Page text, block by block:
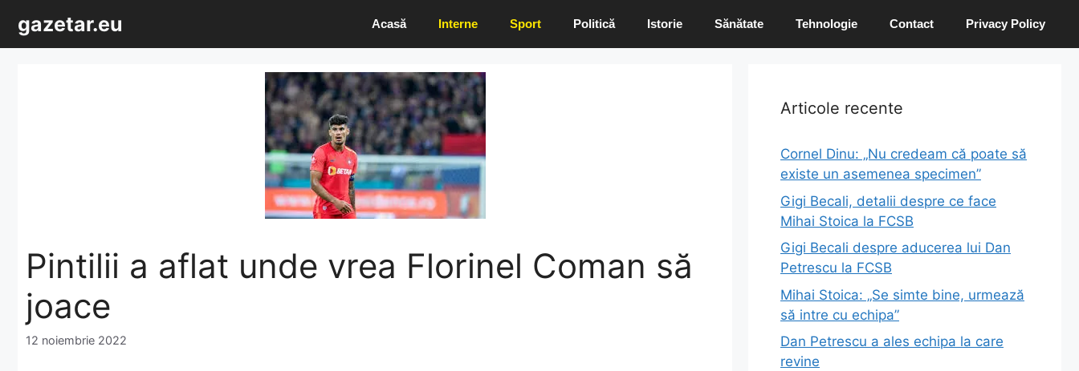
conținut
gazetar.eu Acasă Interne Sport Politică Istorie Sănătate Tehnologie Contact Privacy Policy
Pintilii a aflat unde vrea Florinel Coman să
joace
12 noiembrie 2022
Articole recente
Cornel Dinu: „Nu credeam că poate să
existe un asemenea specimen”
Gigi Becali, detalii despre ce face
Mihai Stoica la FCSB
Gigi Becali despre aducerea lui Dan
Petrescu la FCSB
Mihai Stoica: „Se simte bine, urmează
să intre cu echipa”
Dan Petrescu a ales echipa la care
revine